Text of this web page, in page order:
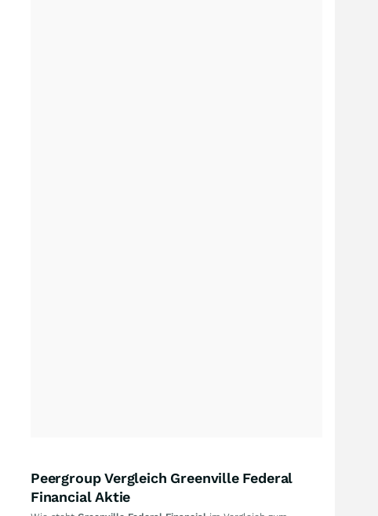
Peergroup Vergleich Greenville Federal
Financial Aktie